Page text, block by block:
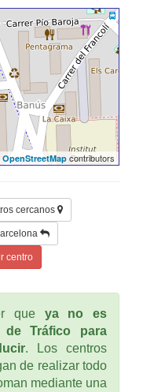
OpenStreetMap contributors
cercanos
centro
que ya no es
Tráfico para
. Los centros
de realizar todo
mediante una